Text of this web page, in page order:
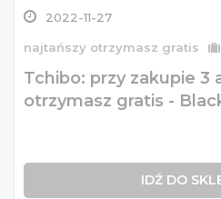
2022-11-27
najtańszy otrzymasz gratis
Tchibo: przy zakupie 3
otrzymasz gratis -
IDŹ DO